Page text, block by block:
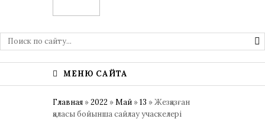
МЕНЮ САЙТА
Главная »2022 »Май »13 » Жезқазған
қаласы бойынша сайлау учаскелері